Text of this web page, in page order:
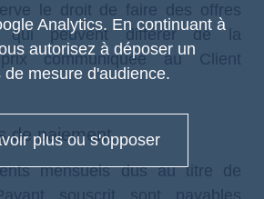
le droit de faire des offres
qui peuvent différer de la
communiquée au Client
de paiement
mensuels dus au titre de
Payant souscrit sont payables
Analytics. En continuant à
autorisez à déposer un
mesure d'audience.
plus ou s'opposer